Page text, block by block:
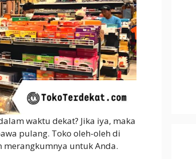
waktu dekat? Jika iya, maka
pulang. Toko oleh-oleh di
merangkumnya untuk Anda.